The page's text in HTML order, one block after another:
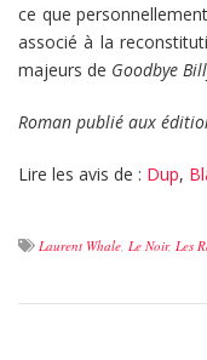
ce que
associé à la
majeurs de Goodbye
Roman publié aux
Lire les avis de : Dup,
Laurent Whale, Le Noir, Les